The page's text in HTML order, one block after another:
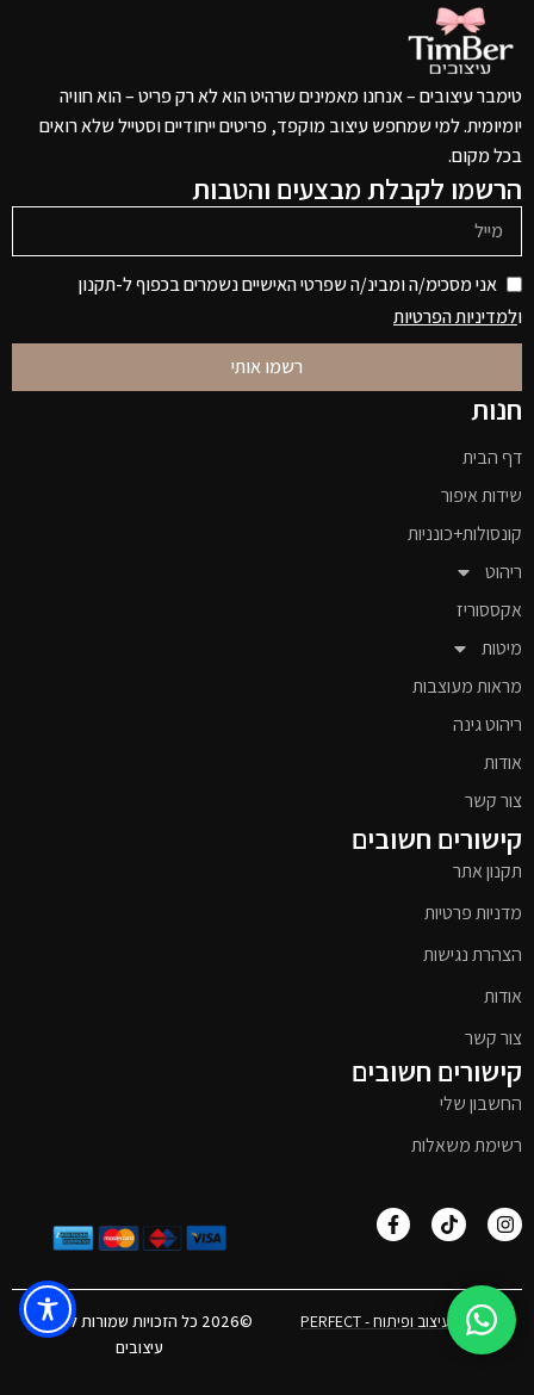
טימבר עיצובים – אנחנו מאמינים שרהיט הוא לא רק פריט – הוא חוויה
יומיומית. למי שמחפש עיצוב מוקפד, פריטים ייחודיים וסטייל שלא רואים
בכל מקום.
הרשמו לקבלת מבצעים והטבות
אני מסכימ/ה ומבינ/ה שפרטי האישיים נשמרים בכפוף ל-תקנון
ולמדיניות הפרטיות
רשמו אותי
חנות
דף הבית
שידות איפור
קונסולות+כונניות
ריהוט
אקססוריז
מיטות
מראות מעוצבות
ריהוט גינה
אודות
צור קשר
קישורים חשובים
תקנון אתר
מדניות פרטיות
הצהרת נגישות
אודות
צור קשר
קישורים חשובים
החשבון שלי
רשימת משאלות
אפיון, עיצוב ופיתוח - PERFECT
©2026 כל הזכויות שמורות לטימבר
עיצובים